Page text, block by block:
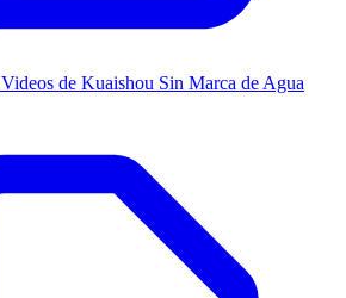
de Kuaishou Sin Marca de Agua